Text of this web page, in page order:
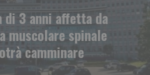
di 3 anni affetta da
muscolare spinale
camminare